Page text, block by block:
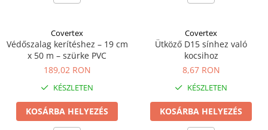
Covertex
Védőszalag kerítéshez – 19 cm
x 50 m – szürke PVC
189,02 RON
KÉSZLETEN
KOSÁRBA HELYEZÉS
Covertex
Ütköző D15 sínhez való
kocsihoz
8,67 RON
KÉSZLETEN
KOSÁRBA HELYEZÉS